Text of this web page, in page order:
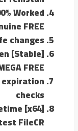
Worked
FREE
changes
[Stable]
FREE
checks
[x64]
FileCR